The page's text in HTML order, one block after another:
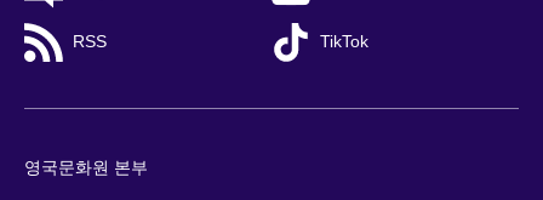
RSS TikTok
영국문화원 본부